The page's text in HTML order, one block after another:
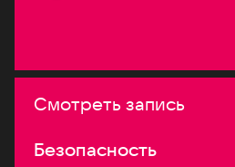
Смотреть запись
Безопасность